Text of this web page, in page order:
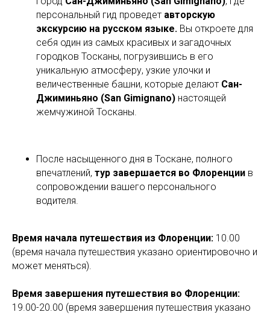
персональный гид проведет авторскую
экскурсию на русском языке. Вы откроете для
себя один из самых красивых и загадочных
городков Тосканы, погрузившись в его
уникальную атмосферу, узкие улочки и
величественные башни, которые делают Сан-
Джиминьяно (San Gimignano) настоящей
жемчужиной Тосканы.
После насыщенного дня в Тоскане, полного
впечатлений, тур завершается во Флоренции в
сопровождении вашего персонального
водителя.
Время начала путешествия из Флоренции: 10.00
(время начала путешествия указано ориентировочно и
может меняться).
Время завершения путешествия во Флоренции:
19.00-20.00 (время завершения путешествия указано